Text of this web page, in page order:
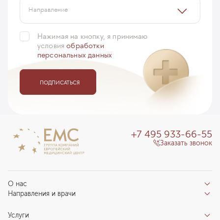
Направление
Нажимая на кнопку, я принимаю
условияобработки
персональных данных
ПОДПИСАТЬСЯ
О нас
Отзывы пациентов
О клинике
Направления и врачи
Услуги
+7 495 933-66-55
Заказать звонок